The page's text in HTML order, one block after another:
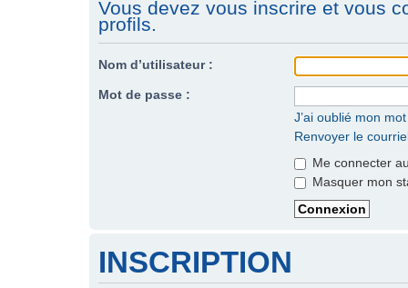
Vous devez vous inscrire et vous
profils.
Nom d’utilisateur :
Mot de passe :
J’ai oublié mon
Renvoyer le
Me connecter
Masquer mon
INSCRIPTION